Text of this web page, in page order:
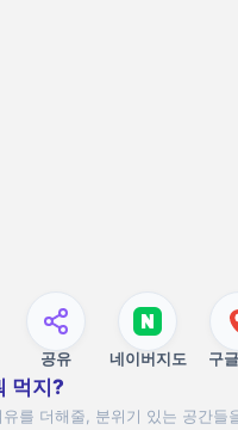
공유 네이버지도 구
먹지?
를 더해줄, 분위기 있는 공간들